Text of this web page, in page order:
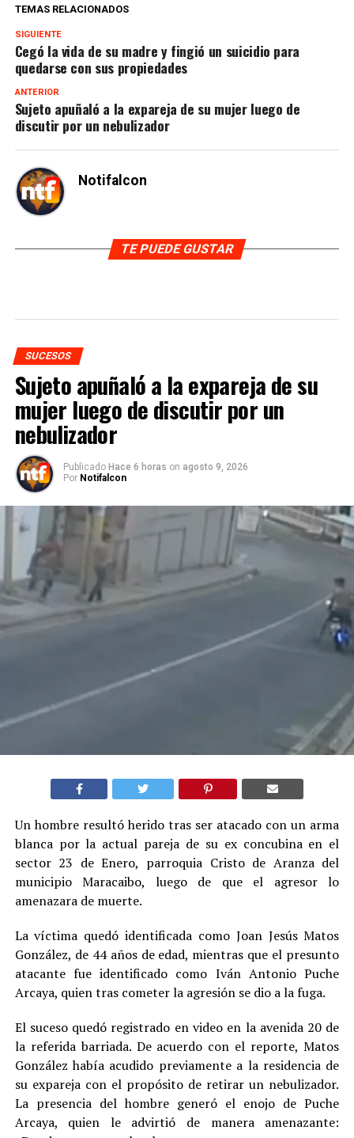
TEMAS RELACIONADOS
SIGUIENTE
Cegó la vida de su madre y fingió un suicidio para
quedarse con sus propiedades
ANTERIOR
Sujeto apuñaló a la expareja de su mujer luego de
discutir por un nebulizador
Notifalcon
TE PUEDE GUSTAR
SUCESOS
Sujeto apuñaló a la expareja de su
mujer luego de discutir por un
nebulizador
Publicado Hace 6 horas on agosto 9, 2026
Por Notifalcon
Un hombre resultó herido tras ser atacado con un arma
blanca por la actual pareja de su ex concubina en el
sector 23 de Enero, parroquia Cristo de Aranza del
municipio Maracaibo, luego de que el agresor lo
amenazara de muerte.
La víctima quedó identificada como Joan Jesús Matos
González, de 44 años de edad, mientras que el presunto
atacante fue identificado como Iván Antonio Puche
Arcaya, quien tras cometer la agresión se dio a la fuga.
El suceso quedó registrado en video en la avenida 20 de
la referida barriada. De acuerdo con el reporte, Matos
González había acudido previamente a la residencia de
su expareja con el propósito de retirar un nebulizador.
La presencia del hombre generó el enojo de Puche
Arcaya, quien le advirtió de manera amenazante: